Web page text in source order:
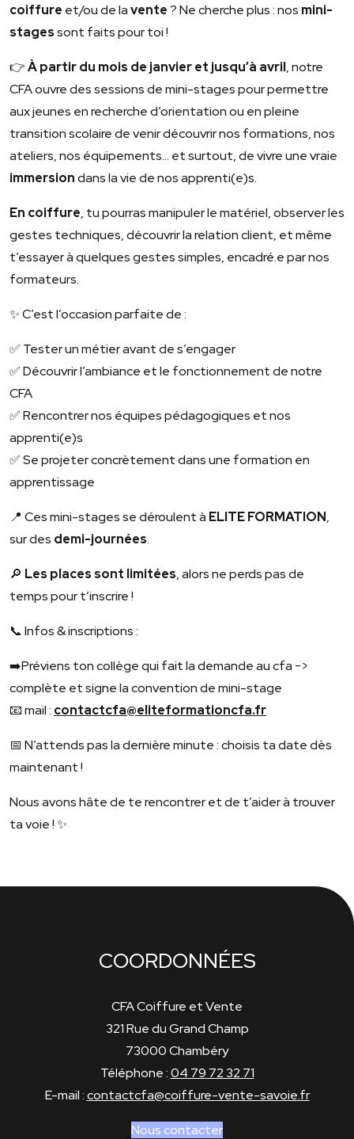
coiffure et/ou de lavente? Ne cherche plus : nos mini-
stagessont faits pour toi !
👉À partir du mois de janvier et jusqu’à avril, notre
CFA ouvre des sessions de mini-stages pour permettre
aux jeunes en recherche d’orientation ou en pleine
transition scolaire de venir découvrir nos formations, nos
ateliers, nos équipements… et surtout, de vivre une vraie
immersiondans la vie de nos apprenti(e)s.
En coiffure, tu pourras manipuler le matériel, observer les
gestes techniques, découvrir la relation client, et même
t’essayer à quelques gestes simples, encadré.e par nos
formateurs.
✨ C’est l’occasion parfaite de :
✅ Tester un métier avant de s’engager
✅ Découvrir l’ambiance et le fonctionnement de notre
CFA
✅ Rencontrer nos équipes pédagogiques et nos
apprenti(e)s
✅ Se projeter concrètement dans une formation en
apprentissage
📍 Ces mini-stages se déroulent à ELITE FORMATION,
sur des demi-journées.
🔎 Les places sont limitées, alors ne perds pas de
temps pour t’inscrire !
📞 Infos & inscriptions :
➡️Préviens ton collège qui fait la demande au cfa ->
complète et signe la convention de mini-stage
📧 mail : contactcfa@eliteformationcfa.fr
📅 N’attends pas la dernière minute : choisis ta date dès
maintenant !
Nous avons hâte de te rencontrer et de t’aider à trouver
ta voie ! ✨
COORDONNÉES
CFA Coiffure et Vente
321 Rue du Grand Champ
73000 Chambéry
Téléphone :04 79 72 32 71
E-mail :contactcfa@coiffure-vente-savoie.fr
Nous contacter